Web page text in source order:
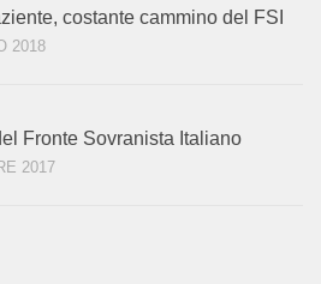
costante cammino del FSI
2018
Fronte Sovranista Italiano
2017